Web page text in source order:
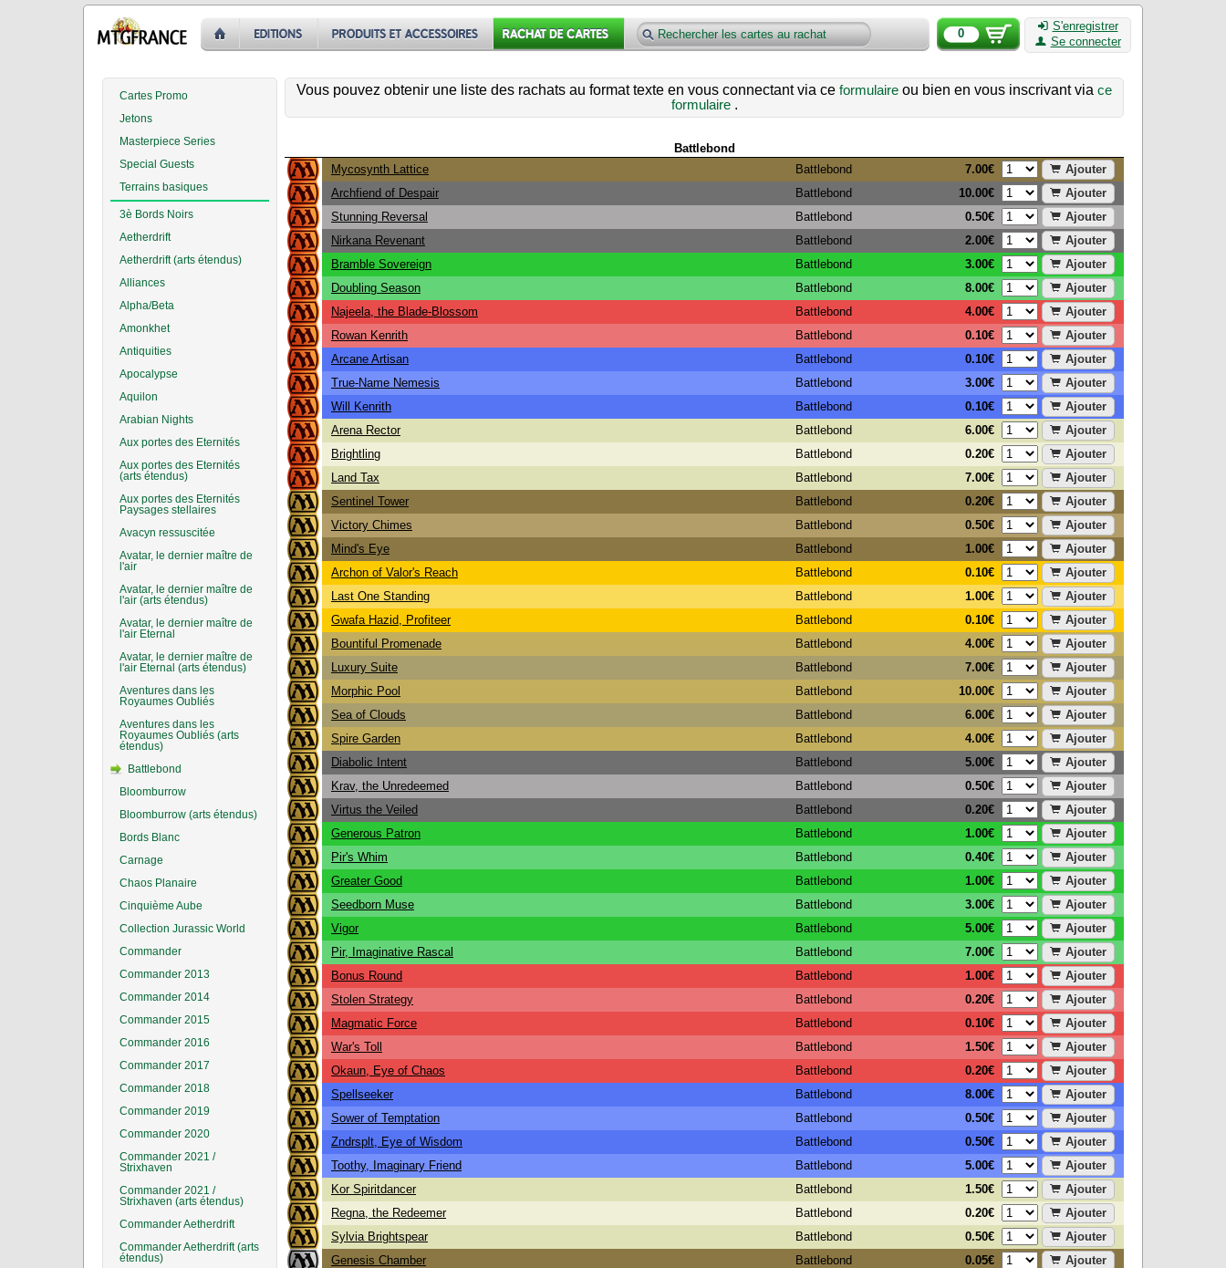
0
S'enregistrer
Se connecter
Cartes Promo
Jetons
Masterpiece Series
Special Guests
Terrains basiques
3è Bords Noirs
Aetherdrift
Aetherdrift (arts étendus)
Alliances
Alpha/Beta
Amonkhet
Antiquities
Apocalypse
Aquilon
Arabian Nights
Aux portes des Eternités
Aux portes des Eternités
(arts étendus)
Aux portes des Eternités
Paysages stellaires
Avacyn ressuscitée
Avatar, le dernier maître de
l'air
Avatar, le dernier maître de
l'air (arts étendus)
Avatar, le dernier maître de
l'air Eternal
Avatar, le dernier maître de
l'air Eternal (arts étendus)
Aventures dans les
Royaumes Oubliés
Aventures dans les
Royaumes Oubliés (arts
étendus)
Battlebond
Bloomburrow
Bloomburrow (arts étendus)
Bords Blanc
Carnage
Chaos Planaire
Cinquième Aube
Collection Jurassic World
Commander
Commander 2013
Commander 2014
Commander 2015
Commander 2016
Commander 2017
Commander 2018
Commander 2019
Commander 2020
Commander 2021 /
Strixhaven
Commander 2021 /
Strixhaven (arts étendus)
Commander Aetherdrift
Commander Aetherdrift (arts
étendus)
Vous pouvez obtenir une liste des rachats au format texte en vous connectant via ce formulaire ou bien en vous inscrivant via ce
formulaire.
Battlebond
Mycosynth Lattice
Battlebond 7.00€
Ajouter
Archfiend of Despair
Battlebond 10.00€
Ajouter
Stunning Reversal
Battlebond 0.50€
Ajouter
Nirkana Revenant
Battlebond 2.00€
Ajouter
Bramble Sovereign
Battlebond 3.00€
Ajouter
Doubling Season
Battlebond 8.00€
Ajouter
Najeela, the Blade-Blossom
Battlebond 4.00€
Ajouter
Rowan Kenrith
Battlebond 0.10€
Ajouter
Arcane Artisan
Battlebond 0.10€
Ajouter
True-Name Nemesis
Battlebond 3.00€
Ajouter
Will Kenrith
Battlebond 0.10€
Ajouter
Arena Rector
Battlebond 6.00€
Ajouter
Brightling
Battlebond 0.20€
Ajouter
Land Tax
Battlebond 7.00€
Ajouter
Sentinel Tower
Battlebond 0.20€
Ajouter
Victory Chimes
Battlebond 0.50€
Ajouter
Mind's Eye
Battlebond 1.00€
Ajouter
Archon of Valor's Reach
Battlebond 0.10€
Ajouter
Last One Standing
Battlebond 1.00€
Ajouter
Gwafa Hazid, Profiteer
Battlebond 0.10€
Ajouter
Bountiful Promenade
Battlebond 4.00€
Ajouter
Luxury Suite
Battlebond 7.00€
Ajouter
Morphic Pool
Battlebond 10.00€
Ajouter
Sea of Clouds
Battlebond 6.00€
Ajouter
Spire Garden
Battlebond 4.00€
Ajouter
Diabolic Intent
Battlebond 5.00€
Ajouter
Krav, the Unredeemed
Battlebond 0.50€
Ajouter
Virtus the Veiled
Battlebond 0.20€
Ajouter
Generous Patron
Battlebond 1.00€
Ajouter
Pir's Whim
Battlebond 0.40€
Ajouter
Greater Good
Battlebond 1.00€
Ajouter
Seedborn Muse
Battlebond 3.00€
Ajouter
Vigor
Battlebond 5.00€
Ajouter
Pir, Imaginative Rascal
Battlebond 7.00€
Ajouter
Bonus Round
Battlebond 1.00€
Ajouter
Stolen Strategy
Battlebond 0.20€
Ajouter
Magmatic Force
Battlebond 0.10€
Ajouter
War's Toll
Battlebond 1.50€
Ajouter
Okaun, Eye of Chaos
Battlebond 0.20€
Ajouter
Spellseeker
Battlebond 8.00€
Ajouter
Sower of Temptation
Battlebond 0.50€
Ajouter
Zndrsplt, Eye of Wisdom
Battlebond 0.50€
Ajouter
Toothy, Imaginary Friend
Battlebond 5.00€
Ajouter
Kor Spiritdancer
Battlebond 1.50€
Ajouter
Regna, the Redeemer
Battlebond 0.20€
Ajouter
Sylvia Brightspear
Battlebond 0.50€
Ajouter
Genesis Chamber
Battlebond 0.05€
Ajouter